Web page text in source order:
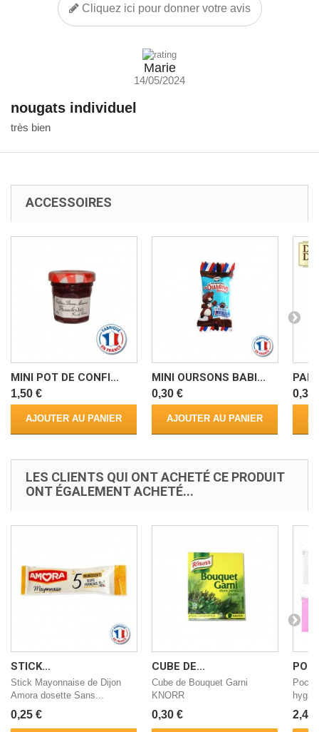
Cliquez ici pour donner votre avis
Marie
14/05/2024
nougats individuel
très bien
ACCESSOIRES
MINI POT DE CONFI...
1,50 €
AJOUTER AU PANIER
MINI OURSONS BABI...
0,30 €
AJOUTER AU PANIER
0,35
LES CLIENTS QUI ONT ACHETÉ CE PRODUIT
ONT ÉGALEMENT ACHETÉ...
STICK...
Stick Mayonnaise de Dijon
Amora dosette Sans...
0,25 €
CUBE DE...
Cube de Bouquet Garni
KNORR
0,30 € 2,49